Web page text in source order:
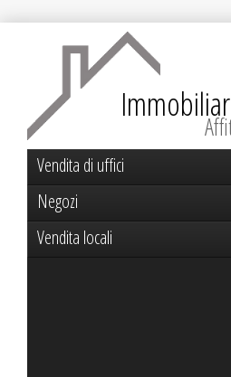
Vendita di uffici
Negozi
Vendita locali